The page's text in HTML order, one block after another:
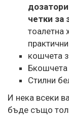
четки за
тоалетна
кошчета
Бкошчета
Стилни
И нека всеки
бъде също